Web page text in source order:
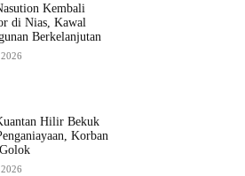
Kembali
di Nias, Kawal
Berkelanjutan
Hilir Bekuk
Korban